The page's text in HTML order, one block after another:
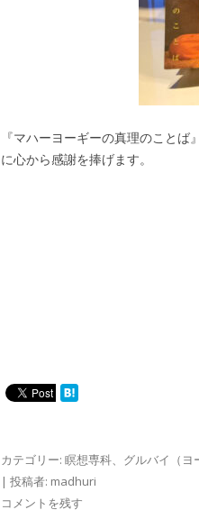
『マハーヨーギーの真理のこと
に心から感謝を捧げます。
カテゴリー: 瞑想専科、 グルバイ（ヨ
| 投稿者: madhuri
コメントを残す